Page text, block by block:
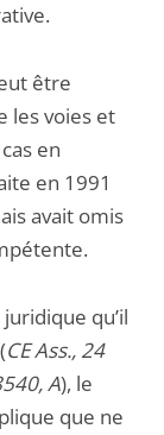
être
les voies et
en
en 1991
avait omis
qu’il
CE Ass., 24
A), le
que ne